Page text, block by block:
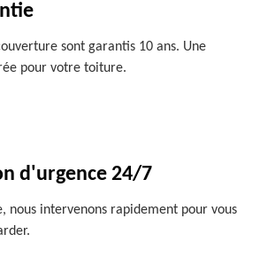
sont garantis 10 ans. Une
pour votre toiture.
d'urgence 24/7
nous intervenons rapidement pour vous